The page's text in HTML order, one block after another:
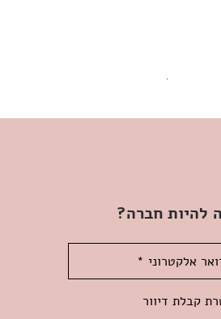
להיות חברה?
קבלת דיוור